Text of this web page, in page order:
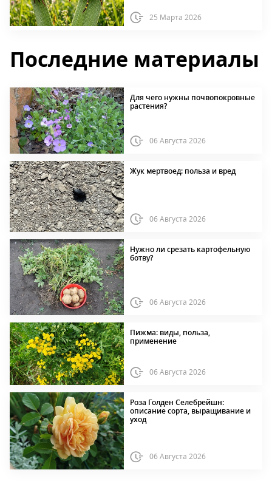
25 Марта 2026
Последние материалы
Для чего нужны почвопокровные
растения?
06 Августа 2026
Жук мертвоед: польза и вред
06 Августа 2026
Нужно ли срезать картофельную
ботву?
06 Августа 2026
Пижма: виды, польза,
применение
06 Августа 2026
Роза Голден Селебрейшн:
описание сорта, выращивание и
уход
06 Августа 2026